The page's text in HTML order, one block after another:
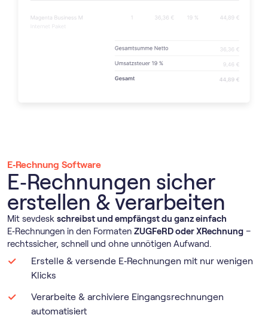
E‑Rechnung Software
E‑Rechnungen sicher
erstellen & verarbeiten
Mit sevdesk schreibst und empfängst du ganz einfach
E‑Rechnungen in den Formaten ZUGFeRD oder XRechnung –
rechtssicher, schnell und ohne unnötigen Aufwand.
Erstelle & versende E‑Rechnungen mit nur wenigen
Klicks
Verarbeite & archiviere Eingangsrechnungen
automatisiert